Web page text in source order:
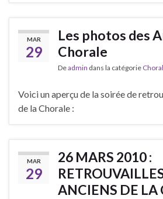
MAR
29
Les photos des
Chorale
Deadmin dans la catégorie
Voici un aperçu de la soirée de
de la Chorale :
MAR
29
26 MARS 2010 :
ANCIENS DE LA